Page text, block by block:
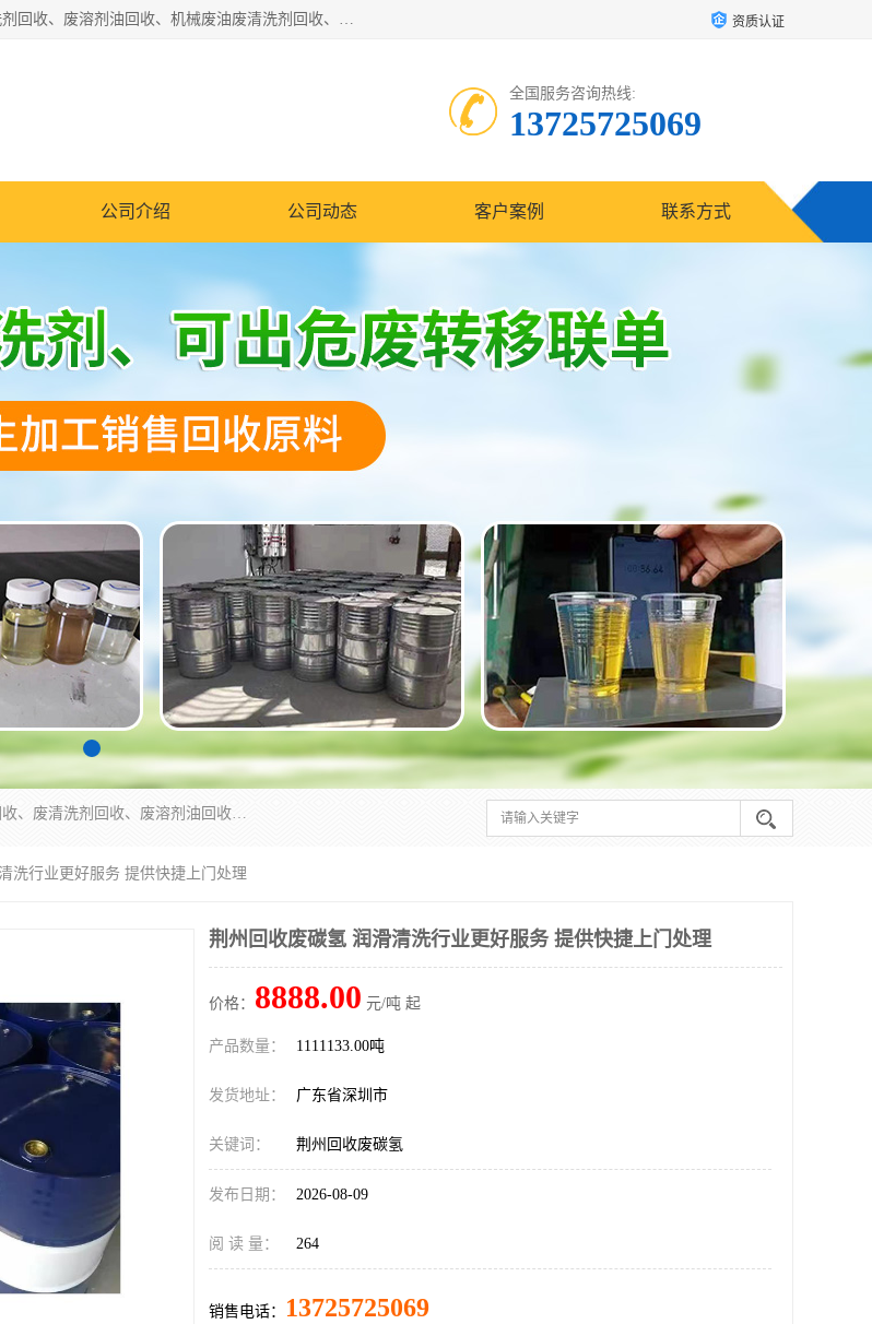
东莞市大岭山莞峰清洗剂经营部拥有的回收加工设备，大量废油回收、废清洗剂回收、废溶剂油回收、机械废油废清洗剂回收、废碳氢回收、碳氢液压油回收、碳氢二氯回收等废清洗剂处理；我们只是提供废旧化工原料的循环使用存放点，执行正规的存放，有正规的回收资质处理。同时我们公司批发零售回收级清洗剂，脱模油再生基础油，质量保证。 资质认证
全国服务咨询热线:
13725725069
公司介绍 公司动态 客户案例 联系方式
东莞市大岭山莞峰清洗剂经营部拥有的回收加工设备，大量废油回收、废清洗剂回收、废溶剂油回收、机械废油废清洗剂回收、废碳氢回收、碳氢液压油回收、碳氢二氯回收等废清洗剂处理；我们只是提供废旧化工原料的循环使用存放点，执行正规的存放，有正规的回收资质处理。同时我们公司批发零售回收级清洗剂，脱模油再生基础油，质量保证。
洗行业更好服务 提供快捷上门处理
荆州回收废碳氢 润滑清洗行业更好服务 提供快捷上门处理
价格： 8888.00 元/吨 起
产品数量： 1111133.00吨
发货地址： 广东省深圳市
关键词： 荆州回收废碳氢
发布日期： 2026-08-09
阅 读 量： 264
销售电话： 13725725069